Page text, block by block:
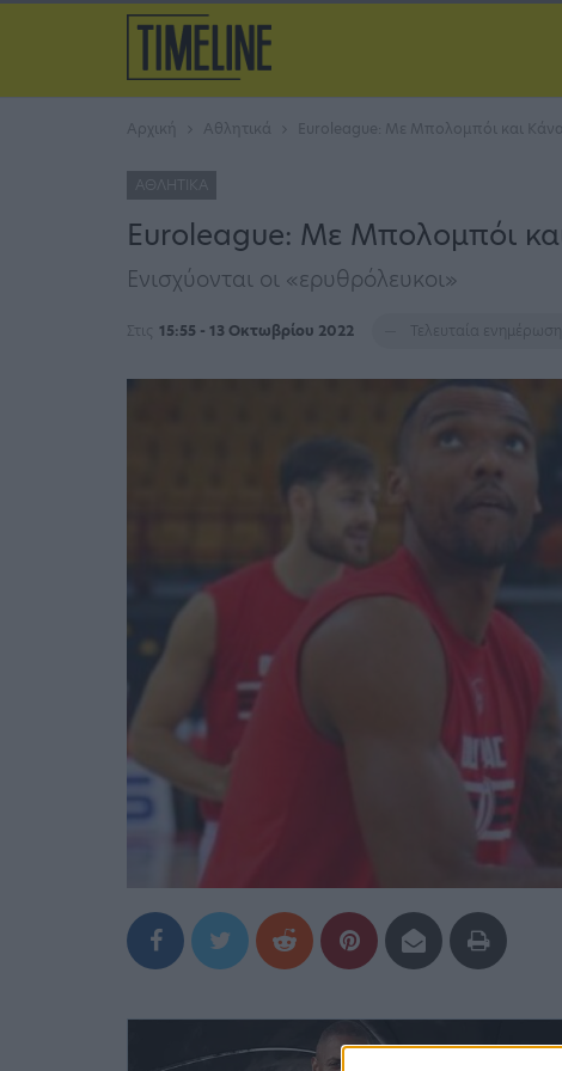
Αρχική Αθλητικά Euroleague: Με Μπολομπόι και
ΑΘΛΗΤΙΚΆ
Euroleague: Με Μπολομπόι
Ενισχύονται οι «ερυθρόλευκοι»
Στις 15:55 - 13 Οκτωβρίου 2022 Τελευταία ενημέρωση